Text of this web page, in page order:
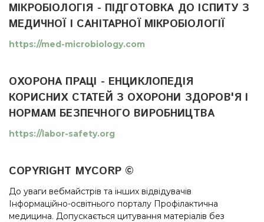
МІКРОБІОЛОГІЯ - ПІДГОТОВКА ДО ІСПИТУ З
МЕДИЧНОЇ І САНІТАРНОЇ МІКРОБІОЛОГІЇ
https://med-microbiology.com
ОХОРОНА ПРАЦІ - ЕНЦИКЛОПЕДІЯ
КОРИСНИХ СТАТЕЙ З ОХОРОНИ ЗДОРОВ'Я І
НОРМАМ БЕЗПЕЧНОГО ВИРОБНИЦТВА
https://labor-safety.org
COPYRIGHT MYCORP ©
До уваги вебмайстрів та інших відвідувачів
Інформаційно-освітнього порталу Профілактична
медицина. Допускається цитування матеріалів без